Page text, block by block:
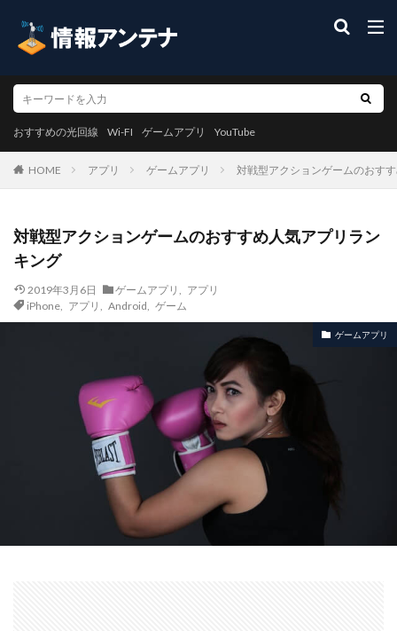
おすすめの光回線 Wi-FI ゲームアプリ YouTube
HOME アプリ ゲームアプリ 対戦型アクションゲームのおす
対戦型アクションゲームのおすすめ人気アプリラン
キング
2019年3月6日 ゲームアプリ
アプリ
iPhone, アプリ Android ゲーム
ゲームアプリ